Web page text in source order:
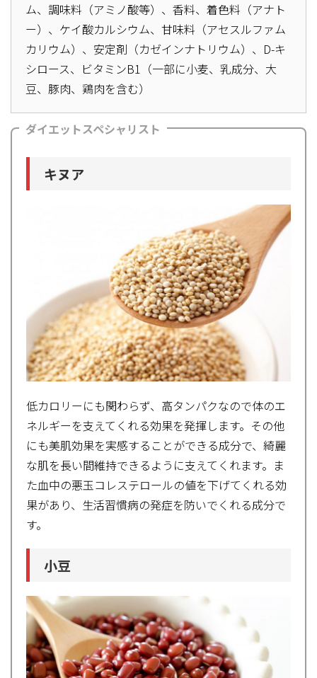
ム、調味料（アミノ酸等）、香料、着色料（アナト
ー）、ケイ酸カルシウム、甘味料（アセスルファム
カリウム）、安定剤（カゼインナトリウム）、D-キ
シロース、ビタミンB1（一部に小麦、乳成分、大
豆、豚肉、鶏肉を含む）
ダイエットスペシャリスト
キヌア
低カロリーにも関わらず、高タンパクなので体のエ
ネルギーを支えてくれる効果を発揮します。その他
にも美肌効果を実感することができる成分で、綺麗
な肌を長い間維持できるように支えてくれます。ま
た血中の悪玉コレステロールの値を下げてくれる効
果があり、生活習慣病の発症を防いでくれる成分で
す。
小豆